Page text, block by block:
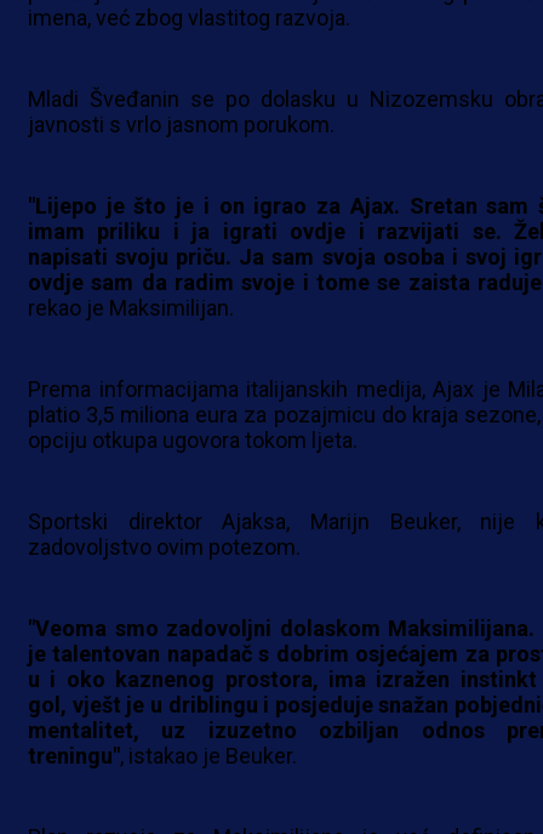
imena, već zbog vlastitog razvoja.
Mladi Šveđanin se po dolasku u Nizozemsku
javnosti s vrlo jasnom porukom.
"Lijepo je što je i on igrao za Ajax. Sretan sam
imam priliku i ja igrati ovdje i razvijati se.
napisati svoju priču. Ja sam svoja osoba i svoj
ovdje sam da radim svoje i tome se zaista
rekao je Maksimilijan.
Prema informacijama italijanskih medija, Ajax je
platio 3,5 miliona eura za pozajmicu do kraja
opciju otkupa ugovora tokom ljeta.
Sportski direktor Ajaksa, Marijn Beuker, nije
zadovoljstvo ovim potezom.
"Veoma smo zadovoljni dolaskom Maksimilijana.
je talentovan napadač s dobrim osjećajem za
u i oko kaznenog prostora, ima izražen instinkt
gol, vješt je u driblingu i posjeduje snažan
mentalitet, uz izuzetno ozbiljan odnos
treningu", istakao je Beuker.